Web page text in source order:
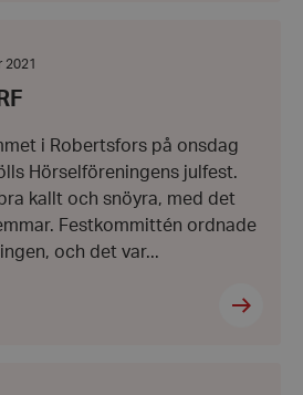
2021
i Robertsfors på onsdag
Hörselföreningens julfest.
kallt och snöyra, med det
Festkommittén ordnade
och det var...